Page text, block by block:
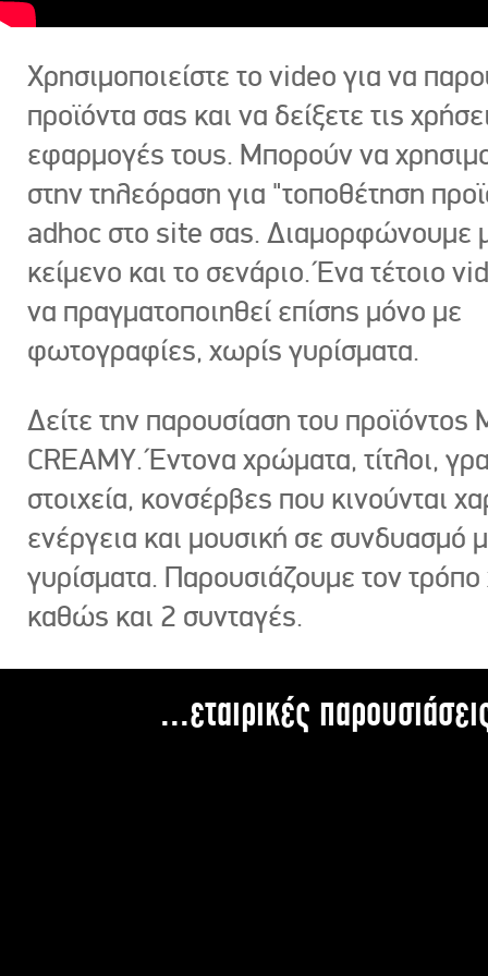
Χρησιμοποιείστε το video για να
προϊόντα σας και να δείξετε τις
εφαρμογές τους. Μπορούν να
στην τηλεόραση για "τοποθέτηση
adhoc στο site σας. Διαμορφώνουμε
κείμενο και το σενάριο. Ένα τέτοιο
να πραγματοποιηθεί επίσης μόνο με
φωτογραφίες, χωρίς γυρίσματα.
Δείτε την παρουσίαση του προϊόντος
CREAMY. Έντονα χρώματα, τίτλοι,
στοιχεία, κονσέρβες που κινούνται
ενέργεια και μουσική σε συνδυασμό
γυρίσματα. Παρουσιάζουμε τον
καθώς και 2 συνταγές.
...εταιρικές